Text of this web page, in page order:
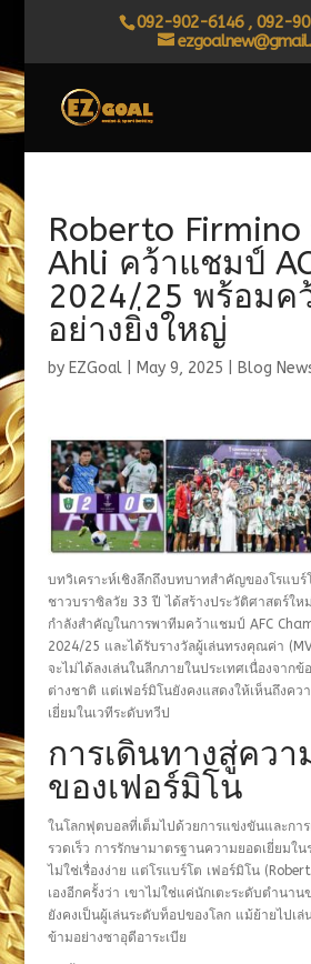
092-902-6146 , 092-
Roberto
Ahli คว้าแชมป์
2024/25 พร้อมค
อย่างยิ่งใหญ่
by EZGoal| May 9, 2025 Blog
บทวิเคราะห์เชิงลึกถึงบทบาทสำคัญของโรแบร์
ชาวบราซิลวัย 33 ปี ได้สร้างประวัติศาสตร์ให
กำลังสำคัญในการพาทีมคว้าแชมป์ AFC
2024/25 และได้รับรางวัลผู้เล่นทรงคุณค่า
จะไม่ได้ลงเล่นในลีกภายในประเทศเนื่องจาก
ต่างชาติ แต่เฟอร์มิโนยังคงแสดงให้เห็นถึงค
เยี่ยมในเวทีระดับทวีป
การเดินทางสู่ควา
ของเฟอร์มิโน
ในโลกฟุตบอลที่เต็มไปด้วยการแข่งขันและกา
รวดเร็ว การรักษามาตรฐานความยอดเยี่ยมใ
ไม่ใช่เรื่องง่าย แต่โรแบร์โต เฟอร์มิโน
เองอีกครั้งว่า เขาไม่ใช่แค่นักเตะระดับตำนาน
ยังคงเป็นผู้เล่นระดับท็อปของโลก แม้ย้ายไปเ
ข้ามอย่างซาอุดีอาระเบีย